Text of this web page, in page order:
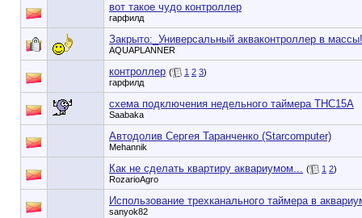
вот такое чудо контроллер
гарфилд
Закрыто:_ Универсальный акваконтроллер в
AQUAPLANNER
контроллер ( 1 2 3)
гарфилд
схема подключения недельного таймера THC15A
Saabaka
Автодолив Сергея Таранченко (Starcomputer)
Mehannik
Как не сделать квартиру аквариумом... ( 1 2)
RozarioAgro
Использование трехканального таймера в
sanyok82